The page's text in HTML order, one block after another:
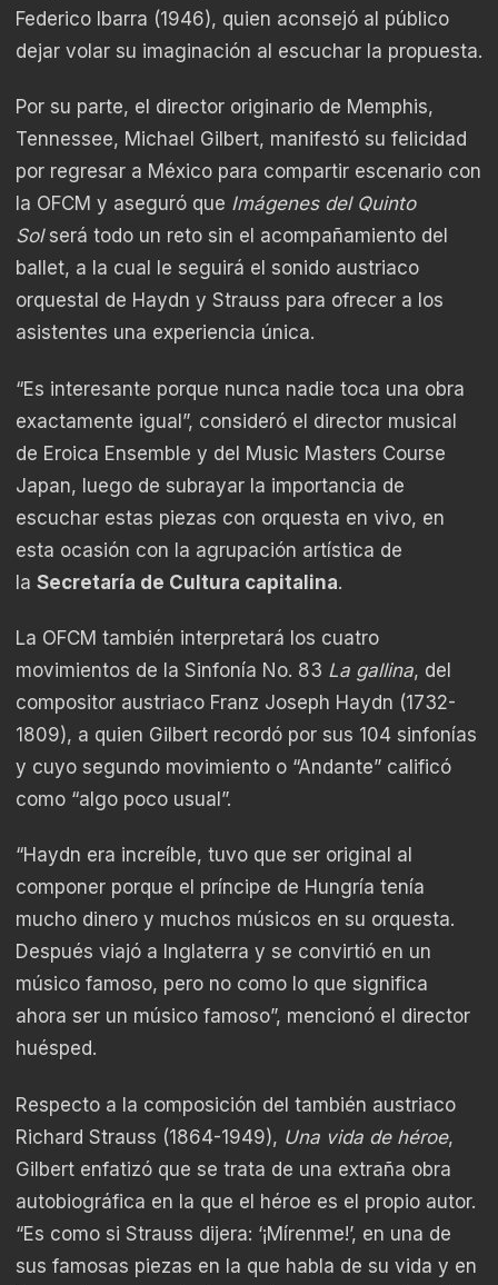
Federico Ibarra (1946), quien aconsejó al público
dejar volar su imaginación al escuchar la propuesta.
Por su parte, el director originario de Memphis,
Tennessee, Michael Gilbert, manifestó su felicidad
por regresar a México para compartir escenario con
la OFCM y aseguró que Imágenes del Quinto
Solserá todo un reto sin el acompañamiento del
ballet, a la cual le seguirá el sonido austriaco
orquestal de Haydn y Strauss para ofrecer a los
asistentes una experiencia única.
“Es interesante porque nunca nadie toca una obra
exactamente igual”, consideró el director musical
de Eroica Ensemble y del Music Masters Course
Japan, luego de subrayar la importancia de
escuchar estas piezas con orquesta en vivo, en
esta ocasión con la agrupación artística de
la Secretaría de Cultura capitalina.
La OFCM también interpretará los cuatro
movimientos de la Sinfonía No. 83 La gallina, del
compositor austriaco Franz Joseph Haydn (1732-
1809), a quien Gilbert recordó por sus 104 sinfonías
y cuyo segundo movimiento o “Andante” calificó
como “algo poco usual”.
“Haydn era increíble, tuvo que ser original al
componer porque el príncipe de Hungría tenía
mucho dinero y muchos músicos en su orquesta.
Después viajó a Inglaterra y se convirtió en un
músico famoso, pero no como lo que significa
ahora ser un músico famoso”, mencionó el director
huésped.
Respecto a la composición del también austriaco
Richard Strauss (1864-1949), Una vida de héroe,
Gilbert enfatizó que se trata de una extraña obra
autobiográfica en la que el héroe es el propio autor.
“Es como si Strauss dijera: ‘¡Mírenme!’, en una de
sus famosas piezas en la que habla de su vida y en